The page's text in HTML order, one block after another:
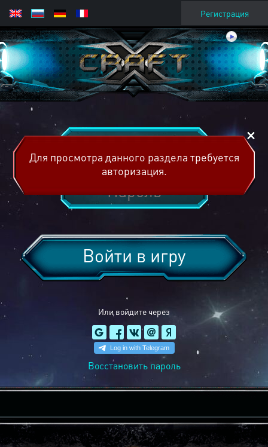
Регистрация
Или войдите через
Войти в игру
Восстановить пароль
Для просмотра данного раздела требуется
авторизация.